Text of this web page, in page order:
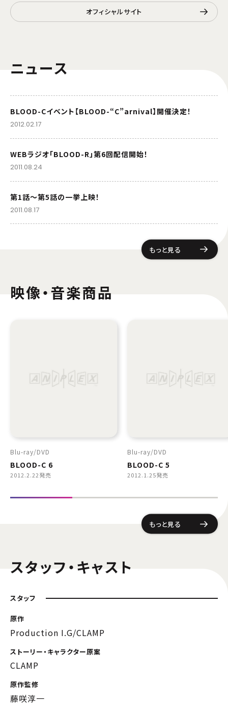
オフィシャルサイト
ニュース
BLOOD-Cイベント【BLOOD-“C”arnival】開催決定！
2012.02.17
WEBラジオ「BLOOD-R」第6回配信開始！
2011.08.24
第1話〜第5話の一挙上映！
2011.08.17
もっと見る
映像・音楽商品
Blu-ray DVD
BLOOD-C 6
2012.2.22発売
Blu-ray DVD
BLOOD-C 5
2012.1.25発売
もっと見る
スタッフ・キャスト
スタッフ
原作
Production I.G/CLAMP
ストーリー・キャラクター原案
CLAMP
原作監修
藤咲淳一